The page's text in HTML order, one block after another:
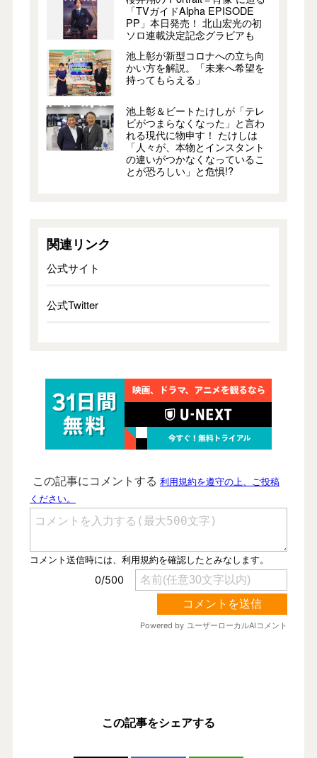
「TVガイドAlpha EPISODE
PP」本日発売！ 北山宏光の初
ソロ連載決定記念グラビアも
池上彰が新型コロナへの立ち向
かい方を解説。「未来へ希望を
持ってもらえる」
池上彰＆ビートたけしが「テレ
ビがつまらなくなった」と言わ
れる現代に物申す！ たけしは
「人々が、本物とインスタント
の違いがつかなくなっているこ
とが恐ろしい」と危惧!?
関連リンク
公式サイト
公式Twitter
この記事をシェアする